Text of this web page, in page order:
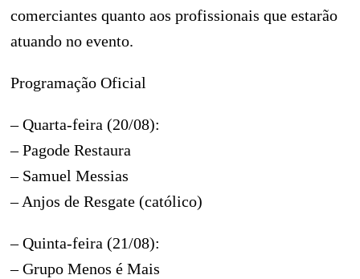
comerciantes quanto aos profissionais que estarão
atuando no evento.
Programação Oficial
– Quarta-feira (20/08):
– Pagode Restaura
– Samuel Messias
– Anjos de Resgate (católico)
– Quinta-feira (21/08):
– Grupo Menos é Mais